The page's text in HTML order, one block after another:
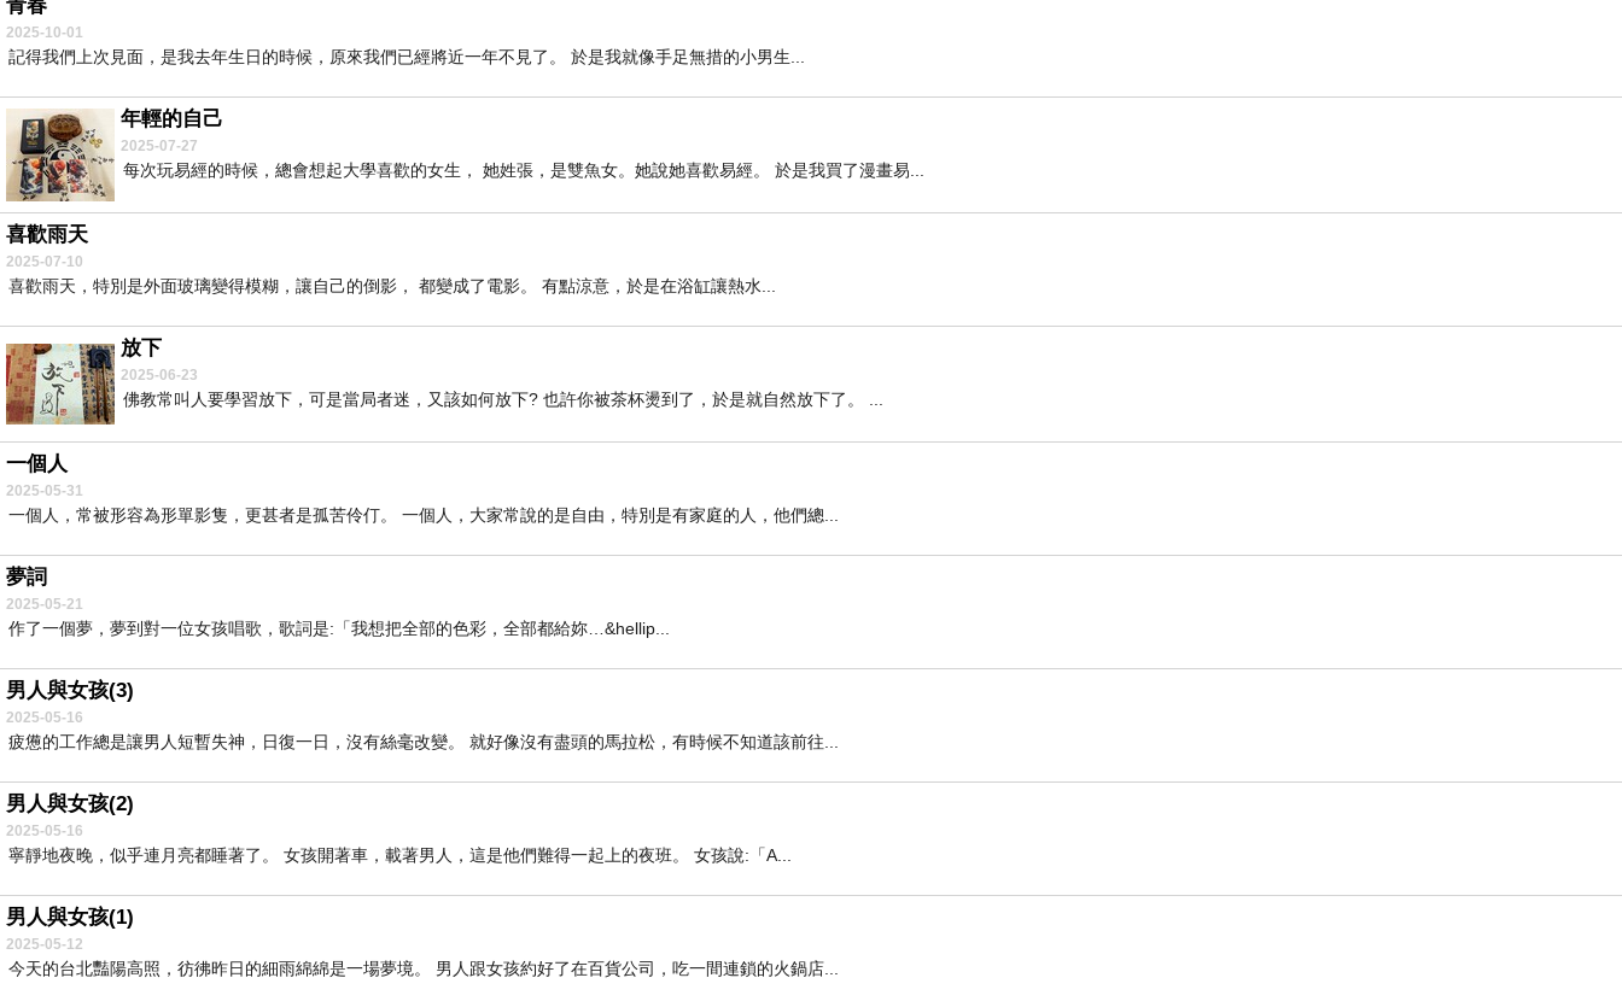
青春
2025-10-01
記得我們上次見面，是我去年生日的時候，原來我們已經將近一年不見了。 於是我就像手足無措的小男生...
年輕的自己
2025-07-27
每次玩易經的時候，總會想起大學喜歡的女生， 她姓張，是雙魚女。她說她喜歡易經。 於是我買了漫畫易...
喜歡雨天
2025-07-10
喜歡雨天，特別是外面玻璃變得模糊，讓自己的倒影， 都變成了電影。 有點涼意，於是在浴缸讓熱水...
放下
2025-06-23
佛教常叫人要學習放下，可是當局者迷，又該如何放下? 也許你被茶杯燙到了，於是就自然放下了。 ...
一個人
2025-05-31
一個人，常被形容為形單影隻，更甚者是孤苦伶仃。 一個人，大家常說的是自由，特別是有家庭的人，他們總...
夢詞
2025-05-21
作了一個夢，夢到對一位女孩唱歌，歌詞是:「我想把全部的色彩，全部都給妳…&hellip...
男人與女孩(3)
2025-05-16
疲憊的工作總是讓男人短暫失神，日復一日，沒有絲毫改變。 就好像沒有盡頭的馬拉松，有時候不知道該前往...
男人與女孩(2)
2025-05-16
寧靜地夜晚，似乎連月亮都睡著了。 女孩開著車，載著男人，這是他們難得一起上的夜班。 女孩說:「A...
男人與女孩(1)
2025-05-12
今天的台北豔陽高照，彷彿昨日的細雨綿綿是一場夢境。 男人跟女孩約好了在百貨公司，吃一間連鎖的火鍋店...